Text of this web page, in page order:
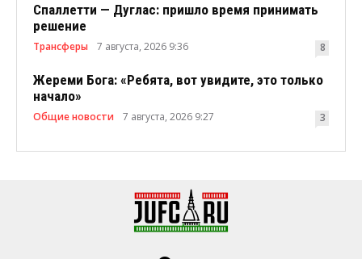
Спаллетти — Дуглас: пришло время принимать
решение
Трансферы 7 августа, 2026 9:36 8
Жереми Бога: «Ребята, вот увидите, это только
начало»
Общие новости 7 августа, 2026 9:27 3